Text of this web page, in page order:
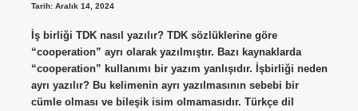
Tarih: Aralık 14, 2024
İş birliği TDK nasıl yazılır? TDK sözlüklerine göre
“cooperation” ayrı olarak yazılmıştır. Bazı kaynaklarda
“cooperation” kullanımı bir yazım yanlışıdır. İşbirliği neden
ayrı yazılır? Bu kelimenin ayrı yazılmasının sebebi bir
cümle olması ve bileşik isim olmamasıdır. Türkçe dil